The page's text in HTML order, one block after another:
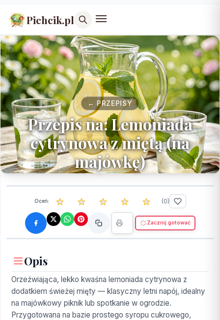
Pichcik.pl
← PRZEPISY
Przepis na: Lemoniada
cytrynowa z miętą (na
majówkę)
Oceń: (0)
Zacznij gotować
Opis
Orzeźwiająca, lekko kwaśna lemoniada cytrynowa z
dodatkiem świeżej mięty — klasyczny letni napój, idealny
na majówkowy piknik lub spotkanie w ogrodzie.
Przygotowana na bazie prostego syropu cukrowego,